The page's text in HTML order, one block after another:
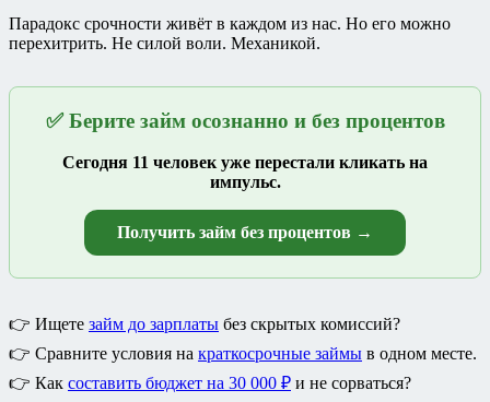
Парадокс срочности живёт в каждом из нас. Но его можно
перехитрить. Не силой воли. Механикой.
✅ Берите займ осознанно и без процентов
Сегодня 11 человек уже перестали кликать на
импульс.
Получить займ без процентов →
👉 Ищете займ до зарплаты без скрытых комиссий?
👉 Сравните условия на краткосрочные займы в одном месте.
👉 Как составить бюджет на 30 000 ₽ и не сорваться?